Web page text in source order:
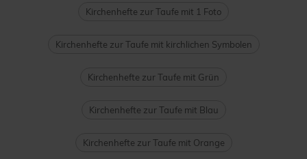
Kirchenhefte zur Taufe mit 1 Foto
Kirchenhefte zur Taufe mit kirchlichen Symbolen
Kirchenhefte zur Taufe mit Grün
Kirchenhefte zur Taufe mit Blau
Kirchenhefte zur Taufe mit Orange